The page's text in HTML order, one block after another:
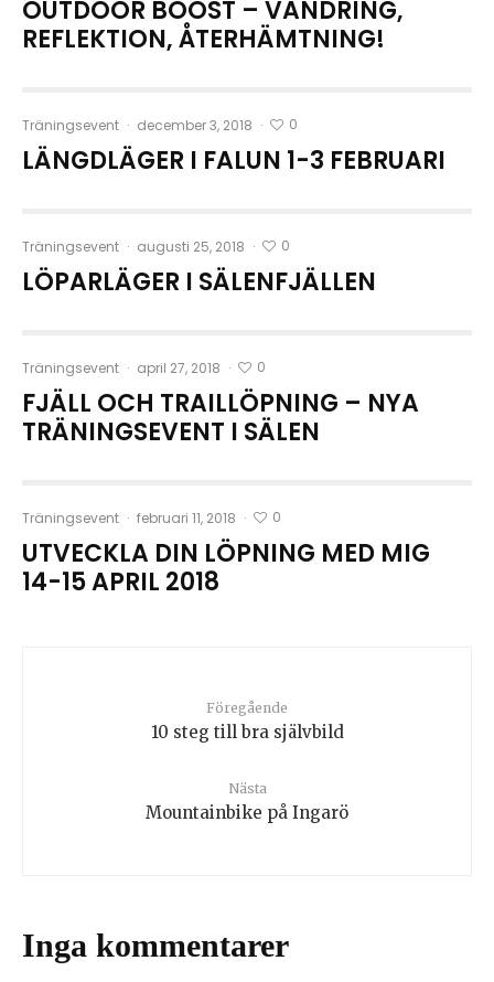
OUTDOOR BOOST – VANDRING,
REFLEKTION, ÅTERHÄMTNING!
Träningsevent · december 3, 2018 · 0
LÄNGDLÄGER I FALUN 1-3 FEBRUARI
Träningsevent · augusti 25, 2018 · 0
LÖPARLÄGER I SÄLENFJÄLLEN
Träningsevent · april 27, 2018 · 0
FJÄLL OCH TRAILLÖPNING – NYA
TRÄNINGSEVENT I SÄLEN
Träningsevent · februari 11, 2018 · 0
UTVECKLA DIN LÖPNING MED MIG
14-15 APRIL 2018
Föregående
10 steg till bra självbild
Nästa
Mountainbike på Ingarö
Inga kommentarer